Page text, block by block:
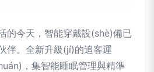
的今天，智能穿戴設(shè)備已
伴。全新升級(jí)的追客運
，集智能睡眠管理與精準